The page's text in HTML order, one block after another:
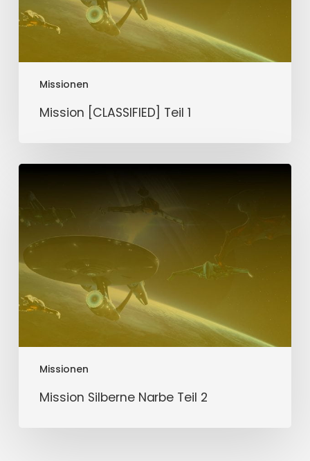
Missionen
Mission [CLASSIFIED] Teil 1
Missionen
Mission
Narbe
Teil
Mission Silberne Narbe Teil 2